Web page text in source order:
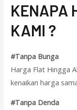
KENAPA
KAMI ?
#Tanpa Bunga
Harga Flat Hingga
kenaikan harga
#Tanpa Denda